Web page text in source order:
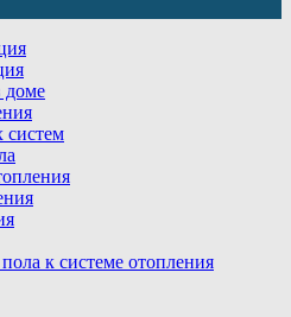
доме
систем
к системе отопления